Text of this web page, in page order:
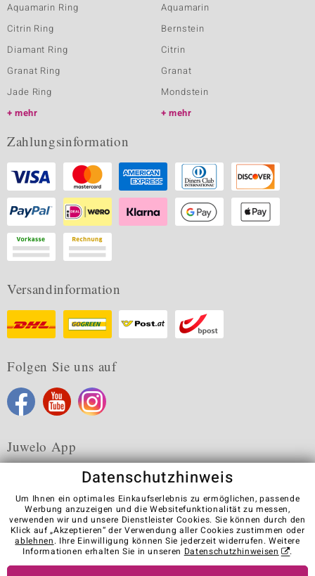
Aquamarin Ring
Citrin Ring
Diamant Ring
Granat Ring
Jade Ring
mehr
Aquamarin
Bernstein
Citrin
Granat
Mondstein
mehr
Zahlungsinformation
Versandinformation
Folgen Sie uns auf
Juwelo App
Karriere AGB Datenschutz Cookies
Impressum
Kontakt
Vertrag widerrufen
Visit our stores in other countries:
Datenschutzhinweis
Um Ihnen ein optimales Einkaufserlebnis zu ermöglichen, passende
Werbung anzuzeigen und die Websitefunktionalität zu messen,
verwenden wir und unsere Dienstleister Cookies. Sie können durch den
Klick auf „Akzeptieren“ der Verwendung aller Cookies zustimmen oder
ablehnen. Ihre Einwilligung können Sie jederzeit widerrufen. Weitere
Informationen erhalten Sie in unseren Datenschutzhinweisen .